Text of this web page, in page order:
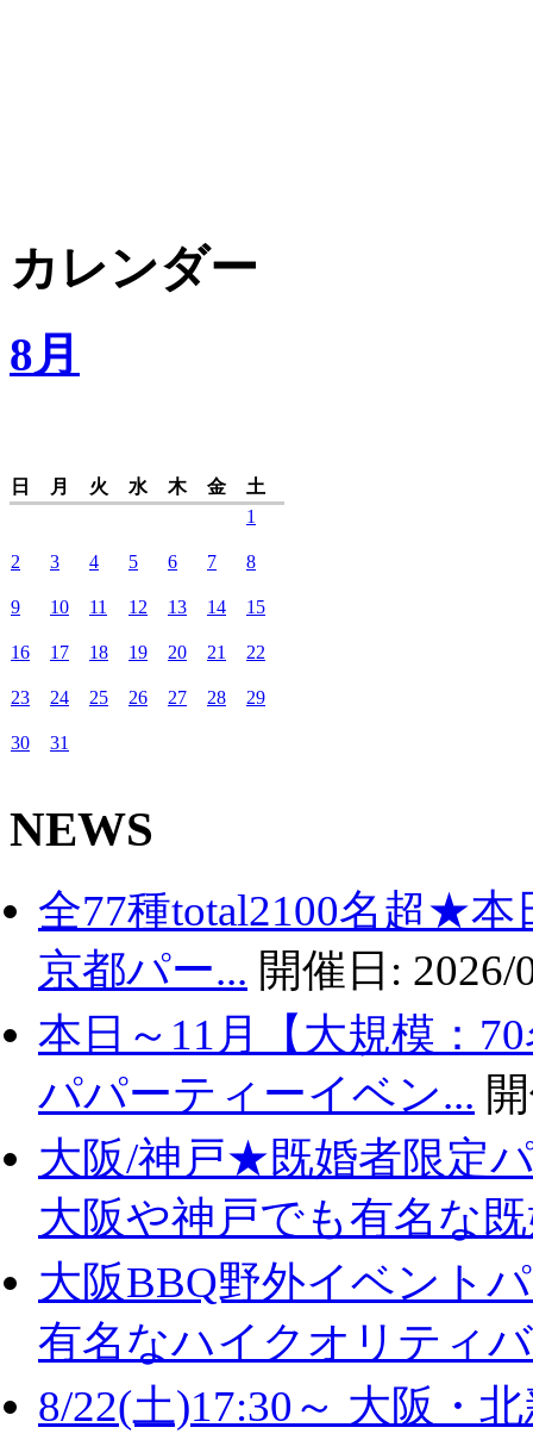
カレンダー
8月
日 月 火 水 木 金
土
1
2 3 4 5 6 7 8
9 10 11 12 13 14 15
16 17 18 19 20 21 22
23 24 25 26 27 28 29
30 31
NEWS
全77種total2100名超★本
京都パー... 開催日: 2026/
本日～11月【大規模：
パパーティーイベン...
大阪/神戸★既婚者限定
大阪や神戸でも有名な
大阪BBQ野外イベント
有名なハイクオリティ
8/22(土)17:30～ 大阪・